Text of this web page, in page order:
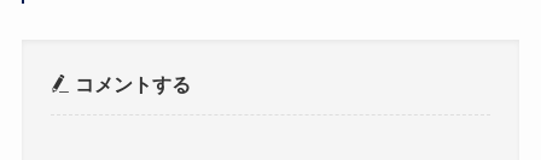
コメントする